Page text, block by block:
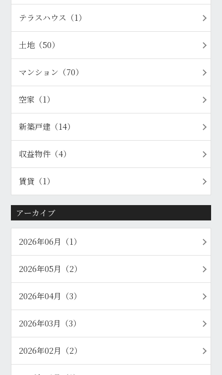
テラスハウス（1）
土地（50）
マンション（70）
空家（1）
新築戸建（14）
収益物件（4）
賃貸（1）
アーカイブ
2026年06月（1）
2026年05月（2）
2026年04月（3）
2026年03月（3）
2026年02月（2）